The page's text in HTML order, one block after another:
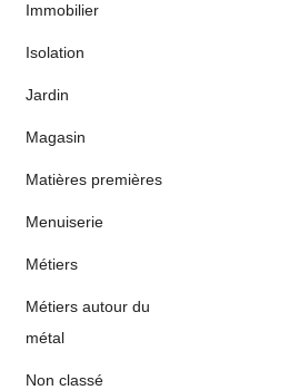
Immobilier
Isolation
Jardin
Magasin
Matières premières
Menuiserie
Métiers
Métiers autour du
métal
Non classé